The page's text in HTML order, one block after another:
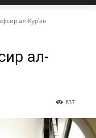
ал-Кур’ан
ал-
837